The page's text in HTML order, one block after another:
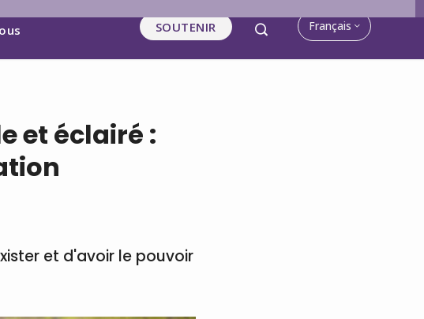
SOUTENIR Français
et éclairé :
et d'avoir le pouvoir